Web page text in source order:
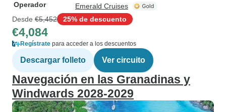
Operador
Emerald Cruises
Desde €5,452 25% de descuento
€4,084
Regístrate para acceder a los descuentos
Descargar folleto Ver circuito
Navegación en las Granadinas y
Windwards 2028-2029